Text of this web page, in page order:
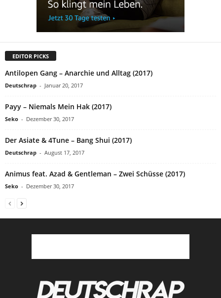
EDITOR PICKS
Antilopen Gang – Anarchie und Alltag (2017)
Deutschrap - Januar 20, 2017
Payy – Niemals Mein Hak (2017)
Seko - Dezember 30, 2017
Der Asiate & 4Tune – Bang Shui (2017)
Deutschrap - August 17, 2017
Animus feat. Azad & Gentleman – Zwei Schüsse (2017)
Seko - Dezember 30, 2017